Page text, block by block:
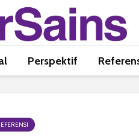
Perspektif